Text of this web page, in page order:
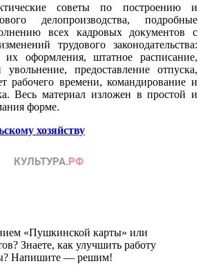
советы по построению и
делопроизводства, подробные
всех кадровых документов с
трудового законодательства:
оформления, штатное расписание,
предоставление отпуска,
рабочего времени, командирование и
Весь материал изложен в простой и
форме.
хозяйству
«Пушкинской карты» или
Знаете, как улучшить работу
Напишите — решим!